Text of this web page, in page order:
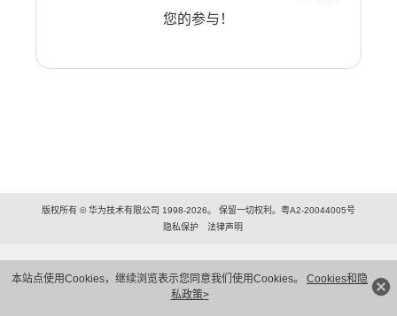
本站点使用Cookies，继续浏览表示您同意我们使用Cookies。 Cookies和隐
私政策>
您的参与！
版权所有 © 华为技术有限公司 1998-2026。 保留一切权利。粤A2-20044005号
隐私保护
法律声明